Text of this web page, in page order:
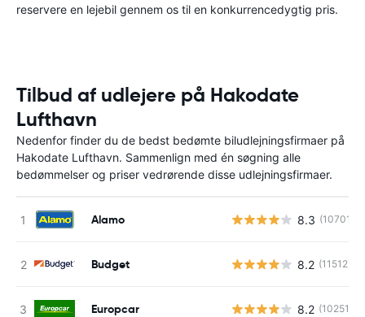
reservere en lejebil gennem os til en konkurrencedygtig pris.
Tilbud af udlejere på Hakodate
Lufthavn
Nedenfor finder du de bedst bedømte biludlejningsfirmaer på
Hakodate Lufthavn. Sammenlign med én søgning alle
bedømmelser og priser vedrørende disse udlejningsfirmaer.
Alamo 8.3 (10701)
Budget 8.2 (11512)
Europcar 8.2 (10251)